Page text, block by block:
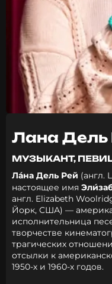
Лана Дель
МУЗЫКАНТ,
Ла́на Дель Рей (англ.
настоящее имя
англ. Elizabeth
Йорк, США) —
исполнительница
творчестве
трагических
отсылки к
1950-х и 1960-х годов.